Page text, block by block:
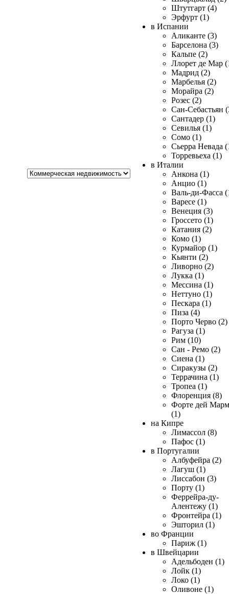
Штутгарт (4)
Эрфурт (1)
в Испании
Аликанте (3)
Барселона (3)
Кальпе (2)
Ллорет де Мар
Мадрид (2)
Марбелья (2)
Морайра (2)
Розес (2)
Сан-Себастьян
Сантадер (1)
Севилья (1)
Сомо (1)
Сьерра Невада
Торревьеха (1)
в Италии
Анкона (1)
Анцио (1)
Валь-ди-Фасса
Варесе (1)
Венеция (3)
Гроссето (1)
Катания (2)
Комо (1)
Курмайор (1)
Кьянти (2)
Ливорно (2)
Лукка (1)
Мессина (1)
Неттуно (1)
Пескара (1)
Пиза (4)
Порто Черво (2)
Рагуза (1)
Рим (10)
Сан - Ремо (2)
Сиена (1)
Сиракузы (2)
Террачина (1)
Тропеа (1)
Флоренция (8)
Форте дей
(1)
на Кипре
Лимассол (8)
Пафос (1)
в Португалии
Албуфейра (2)
Лагуш (1)
Лиссабон (3)
Порту (1)
Феррейра-ду-
Алентежу (1)
Фронтейра (1)
Эшторил (1)
во Франции
Париж (1)
в Швейцарии
Адельбоден (1)
Лойк (1)
Локо (1)
Оливоне (1)